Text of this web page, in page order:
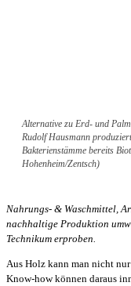
Alternative zu Erd- und
Rudolf Hausmann
Bakterienstämme bereits
Hohenheim/Zentsch)
Nahrungs- & Waschmittel,
nachhaltige Produktion
Technikum erproben.
Aus Holz kann man nicht
Know-how können daraus